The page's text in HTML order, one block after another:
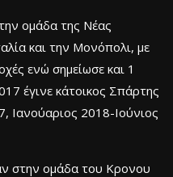
ομάδα της Νέας
και την Μονόπολι, με
ενώ σημείωσε και 1
έγινε κάτοικος Σπάρτης
Ιανούαριος 2018-Ιούνιος
στην ομάδα του Κρονου